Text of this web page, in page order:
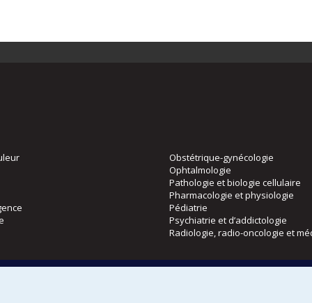
Obstétrique-gynécologie
Ophtalmologie
Pathologie et biologie cellulaire
Pharmacologie et physiologie
Pédiatrie
Psychiatrie et d’addictologie
Radiologie, radio-oncologie et